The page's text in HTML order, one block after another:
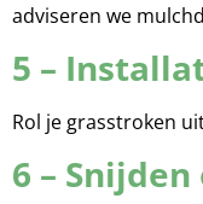
adviseren we
5 –
Rol je grasstroken
6 –